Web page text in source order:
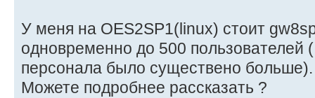
У меня на OES2SP1(linux) стоит
одновременно до 500 пользователей
персонала было существено больше).
Можете подробнее рассказать ?